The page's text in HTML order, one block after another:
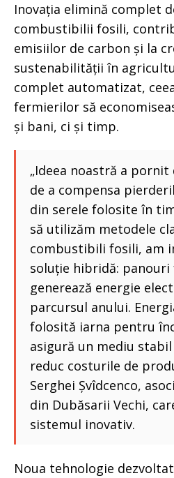
Inovația elimină complet
combustibilii fosili,
emisiilor de carbon și la
sustenabilității în
complet automatizat,
fermierilor să
și bani, ci și timp.
„Ideea noastră a pornit
de a compensa
din serele folosite în
să utilizăm metodele
combustibili fosili, am
soluție hibridă:
generează energie
parcursul anului.
folosită iarna pentru
asigură un mediu
reduc costurile de
Serghei Șvîdcenco,
din Dubăsarii Vechi,
sistemul inovativ.
Noua tehnologie